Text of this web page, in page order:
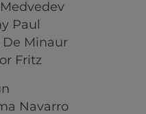
Paul
De Minaur
Fritz
Navarro